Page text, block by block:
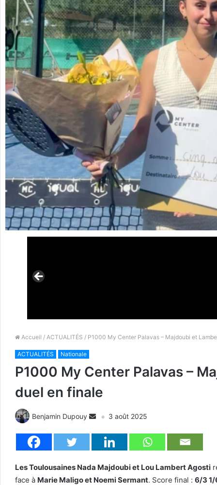
Accueil / ACTUALITÉS / P1000 My Center Palavas – Majdoubi et
ACTUALITÉS Nationale
P1000 My Center Palavas –
duel en finale
Benjamin Dupouy 3 août 2025
Les Toulousaines Nada Majdoubi et Lou Lambert Agosti
face à Marie Maligo et Noemi Sermant. Score final : 6/3